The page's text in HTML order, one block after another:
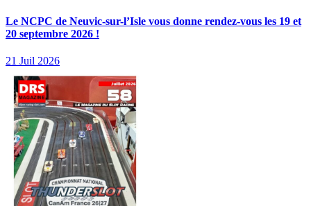
Le NCPC de Neuvic-sur-l’Isle vous donne rendez-vous les 19 et
20 septembre 2026 !
21 Juil 2026